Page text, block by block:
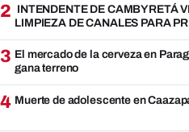
2 INTENDENTE DE CAMBYRETÁ
LIMPIEZA DE CANALES PARA
3 El mercado de la cerveza en
gana terreno
4 Muerte de adolescente en